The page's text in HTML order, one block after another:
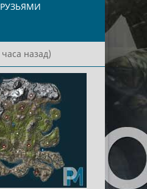
часа назад)